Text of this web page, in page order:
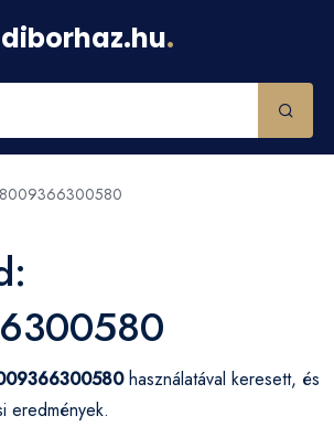
.
8009366300580
használatával keresett, és
eredmények.